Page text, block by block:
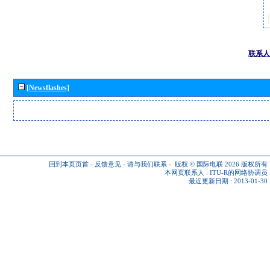
联系人
[Newsflashes]
回到本页页首 - 反馈意见 - 请与我们联系 - 版权 © 国际电联 2026 版权所有
本网页联系人 : ITU-R的网络协调员
最近更新日期 : 2013-01-30